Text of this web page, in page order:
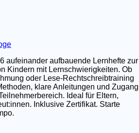
aufeinander aufbauende Lernhefte zur
Kindern mit Lernschwierigkeiten. Ob
oder Lese-Rechtschreibtraining
klare Anleitungen und Zugang
Ideal für Eltern,
Inklusive Zertifikat. Starte